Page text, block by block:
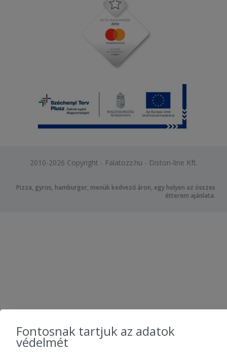
2010-2026 Copyright - Falatozz.hu - Diston-line Kft.
Pizza, gyros, hamburger, menük kedvező áron, egy helyen az összes
étterem ajánlata.
Fontosnak tartjuk az adatok
védelmét